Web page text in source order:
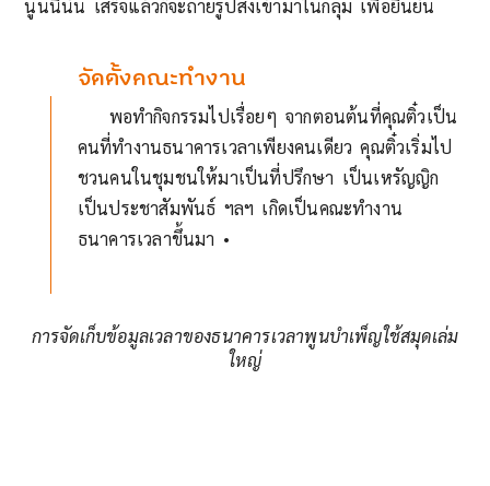
นู่นนี่นั่น เสร็จแล้วก็จะถ่ายรูปส่งเข้ามาในกลุ่ม เพื่อยืนยัน
จัดตั้งคณะทำงาน
พอทำกิจกรรมไปเรื่อยๆ จากตอนต้นที่คุณติ๋วเป็น
คนที่ทำงานธนาคารเวลาเพียงคนเดียว คุณติ๋วเริ่มไป
ชวนคนในชุมชนให้มาเป็นที่ปรึกษา เป็นเหรัญญิก
เป็นประชาสัมพันธ์ ฯลฯ เกิดเป็นคณะทำงาน
ธนาคารเวลาขึ้นมา •
การจัดเก็บข้อมูลเวลาของธนาคารเวลาพูนบำเพ็ญใช้สมุดเล่ม
ใหญ่